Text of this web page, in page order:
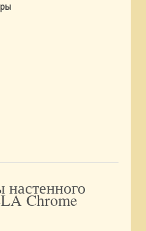
Chrome